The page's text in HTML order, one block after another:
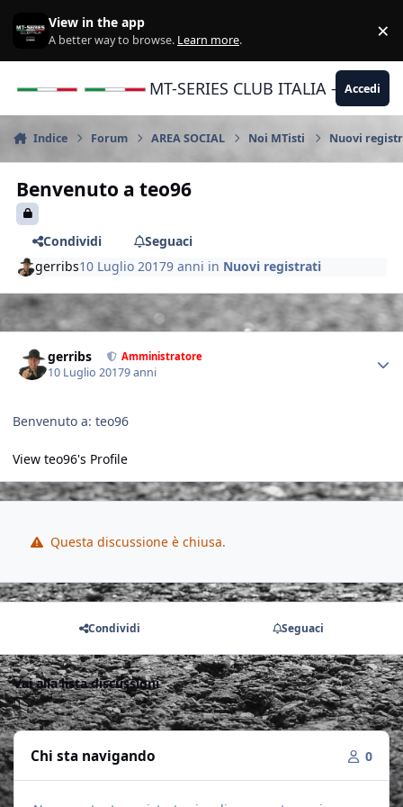
View in the app
A better way to browse. Learn more. ×
MT-SERIES CLUB ITALIA -Accedi
Indice Forum AREA SOCIAL Noi MTisti Nuovi
Benvenuto a teo96
Condividi
Seguaci
gerribs10 Luglio 20179 anni in Nuovi registrati
gerribs Amministratore
10 Luglio 20179 anni
Benvenuto a: teo96
View teo96's Profile
Questa discussione è chiusa.
Condividi Seguaci
Vai alla lista discussioni
Chi sta navigando 0